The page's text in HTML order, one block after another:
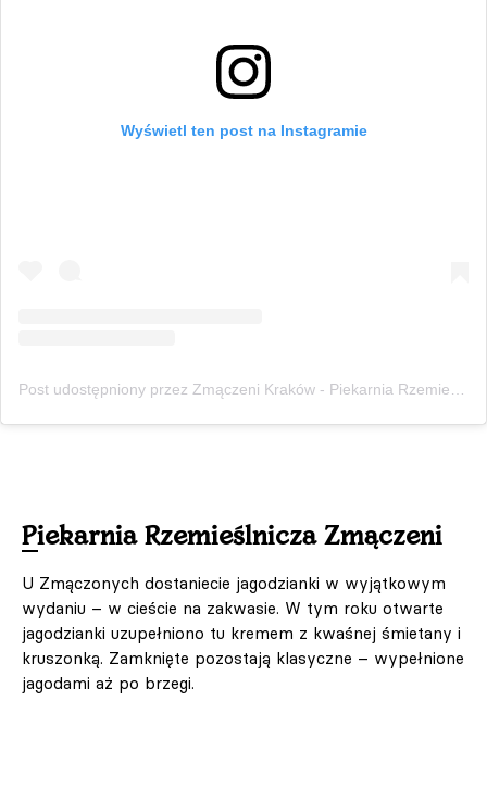
Wyświetl ten post na Instagramie
Piekarnia Rzemieślnicza Zmączeni
U Zmączonych dostaniecie jagodzianki w wyjątkowym
wydaniu – w cieście na zakwasie. W tym roku otwarte
jagodzianki uzupełniono tu kremem z kwaśnej śmietany i
kruszonką. Zamknięte pozostają klasyczne – wypełnione
jagodami aż po brzegi.